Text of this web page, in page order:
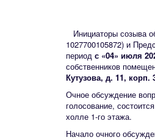
Инициаторы созыва
1027700105872) и
период с «04» июля
собственников
Кутузова, д. 11, корп.
Очное обсуждение
голосование,
холле 1-го этажа.
Начало очного